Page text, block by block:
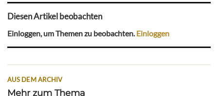
Diesen Artikel beobachten
Einloggen, um Themen zu beobachten.Einloggen
AUS DEM ARCHIV
Mehr zum Thema